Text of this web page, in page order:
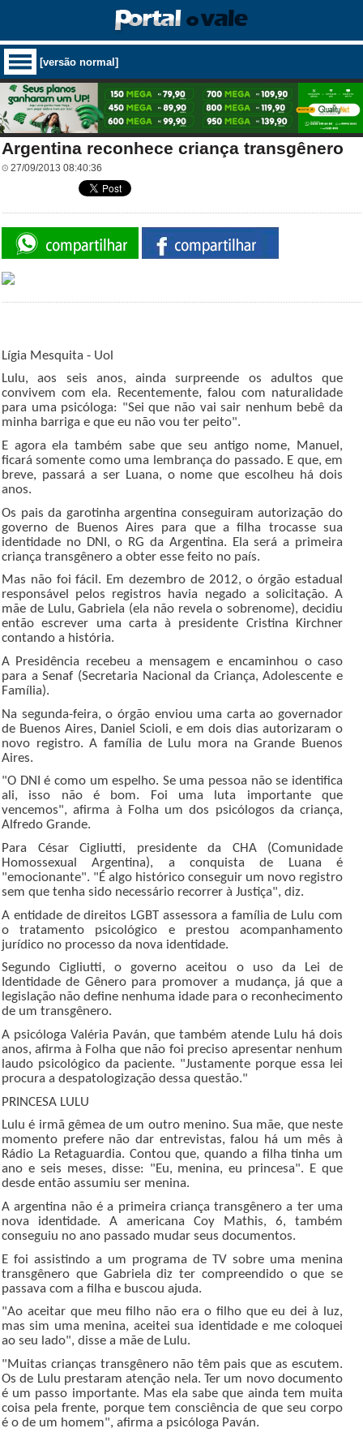
[versão normal]
Argentina reconhece criança transgênero
27/09/2013 08:40:36
Lígia Mesquita - Uol
Lulu, aos seis anos, ainda surpreende os adultos que
convivem com ela. Recentemente, falou com naturalidade
para uma psicóloga: "Sei que não vai sair nenhum bebê da
minha barriga e que eu não vou ter peito".
E agora ela também sabe que seu antigo nome, Manuel,
ficará somente como uma lembrança do passado. E que, em
breve, passará a ser Luana, o nome que escolheu há dois
anos.
Os pais da garotinha argentina conseguiram autorização do
governo de Buenos Aires para que a filha trocasse sua
identidade no DNI, o RG da Argentina. Ela será a primeira
criança transgênero a obter esse feito no país.
Mas não foi fácil. Em dezembro de 2012, o órgão estadual
responsável pelos registros havia negado a solicitação. A
mãe de Lulu, Gabriela (ela não revela o sobrenome), decidiu
então escrever uma carta à presidente Cristina Kirchner
contando a história.
A Presidência recebeu a mensagem e encaminhou o caso
para a Senaf (Secretaria Nacional da Criança, Adolescente e
Família).
Na segunda-feira, o órgão enviou uma carta ao governador
de Buenos Aires, Daniel Scioli, e em dois dias autorizaram o
novo registro. A família de Lulu mora na Grande Buenos
Aires.
"O DNI é como um espelho. Se uma pessoa não se identifica
ali, isso não é bom. Foi uma luta importante que
vencemos", afirma à Folha um dos psicólogos da criança,
Alfredo Grande.
Para César Cigliutti, presidente da CHA (Comunidade
Homossexual Argentina), a conquista de Luana é
"emocionante". "É algo histórico conseguir um novo registro
sem que tenha sido necessário recorrer à Justiça", diz.
A entidade de direitos LGBT assessora a família de Lulu com
o tratamento psicológico e prestou acompanhamento
jurídico no processo da nova identidade.
Segundo Cigliutti, o governo aceitou o uso da Lei de
Identidade de Gênero para promover a mudança, já que a
legislação não define nenhuma idade para o reconhecimento
de um transgênero.
A psicóloga Valéria Paván, que também atende Lulu há dois
anos, afirma à Folha que não foi preciso apresentar nenhum
laudo psicológico da paciente. "Justamente porque essa lei
procura a despatologização dessa questão."
PRINCESA LULU
Lulu é irmã gêmea de um outro menino. Sua mãe, que neste
momento prefere não dar entrevistas, falou há um mês à
Rádio La Retaguardia. Contou que, quando a filha tinha um
ano e seis meses, disse: "Eu, menina, eu princesa". E que
desde então assumiu ser menina.
A argentina não é a primeira criança transgênero a ter uma
nova identidade. A americana Coy Mathis, 6, também
conseguiu no ano passado mudar seus documentos.
E foi assistindo a um programa de TV sobre uma menina
transgênero que Gabriela diz ter compreendido o que se
passava com a filha e buscou ajuda.
"Ao aceitar que meu filho não era o filho que eu dei à luz,
mas sim uma menina, aceitei sua identidade e me coloquei
ao seu lado", disse a mãe de Lulu.
"Muitas crianças transgênero não têm pais que as escutem.
Os de Lulu prestaram atenção nela. Ter um novo documento
é um passo importante. Mas ela sabe que ainda tem muita
coisa pela frente, porque tem consciência de que seu corpo
é o de um homem", afirma a psicóloga Paván.